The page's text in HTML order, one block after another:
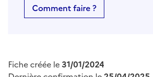
Comment faire ?
Fiche créée le31/01/2024